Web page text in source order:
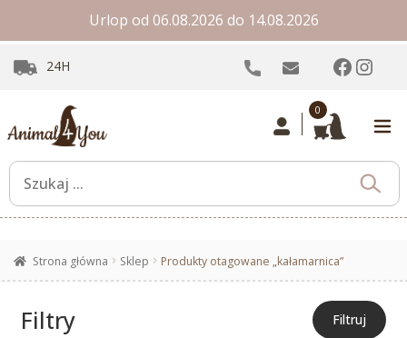
Urlop od 06.08.2026 do 14.08.2026
24H
0
Strona główna Sklep Produkty otagowane „kałamarnica”
Filtry Filtruj